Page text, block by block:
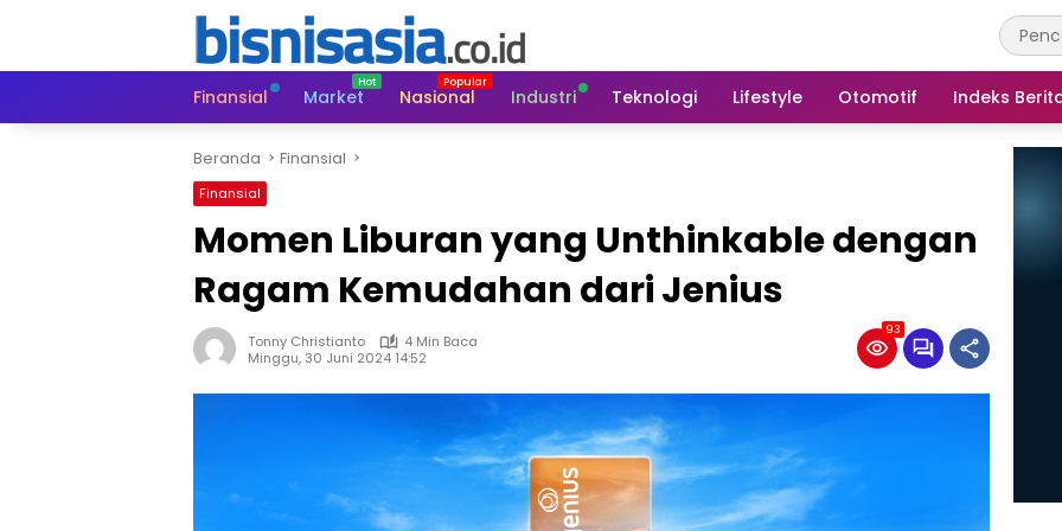
Finansial
Market Nasional Industri Teknologi Lifestyle Otomotif Indeks
Beranda Finansial
Finansial
Momen Liburan yang Unthinkable dengan
Ragam Kemudahan dari Jenius
Tonny Christianto
4 Min Baca
Minggu, 30 Juni 2024 14:52
93